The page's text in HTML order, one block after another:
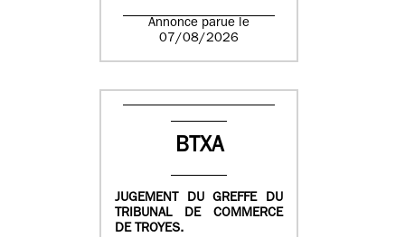
Annonce parue le
07/08/2026
BTXA
JUGEMENT DU GREFFE DU
TRIBUNAL DE COMMERCE
DE TROYES.